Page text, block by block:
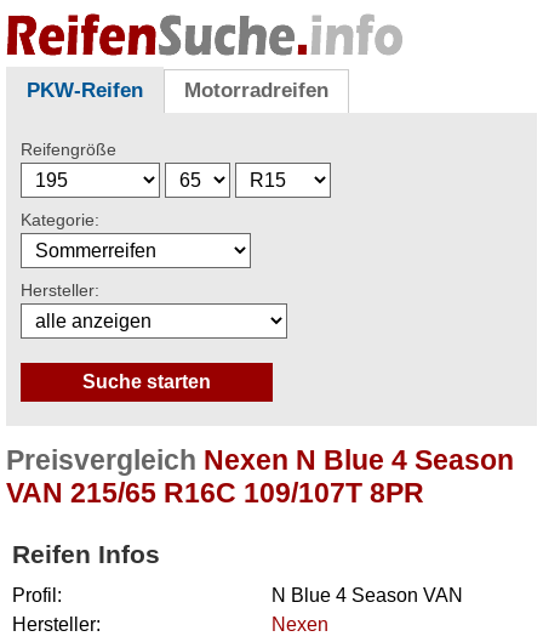
PKW-Reifen Motorradreifen
Reifengröße
Kategorie:
Hersteller:
Preisvergleich Nexen N Blue 4 Season
VAN 215/65 R16C 109/107T 8PR
Reifen Infos
Profil:
N Blue 4 Season VAN
Hersteller:
Nexen